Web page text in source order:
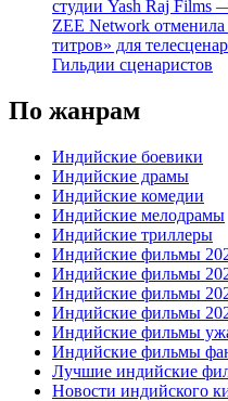
студии Yash Raj Films
ZEE Network
титров» для
Гильдии сценаристов
По жанрам
Индийские боевики
Индийские драмы
Индийские комедии
Индийские мелодрамы
Индийские триллеры
Индийские фильмы
Индийские фильмы
Индийские фильмы
Индийские фильмы
Индийские фильмы
Индийские фильмы
Лучшие индийские
Новости индийского